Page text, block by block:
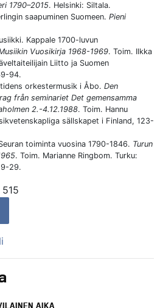
1790–2015. Helsinki: Siltala.
saapuminen Suomeen. Pieni
Kappale 1700-luvun
Vuosikirja 1968-1969. Toim. Ilkka
Liitto ja Suomen
94.
orkestermusik i Åbo. Den
från seminariet Det gemensamma
2.-4.12.1988. Toim. Hannu
sällskapet i Finland, 123-
toiminta vuosina 1790-1846. Turun
. Toim. Marianne Ringbom. Turku:
9-29.
515
AIKA